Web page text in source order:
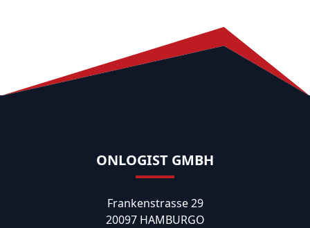
ONLOGIST GMBH
Frankenstrasse 29
20097 HAMBURGO